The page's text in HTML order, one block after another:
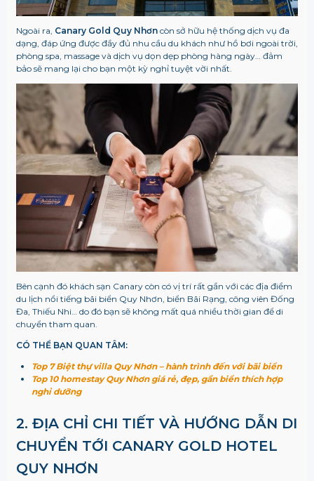
Ngoài ra, Canary Gold Quy Nhơncòn sở hữu hệ thống dịch vụ đa
dạng, đáp ứng được đầy đủ nhu cầu du khách như hồ bơi ngoài trời,
phòng spa, massage và dịch vụ dọn dẹp phòng hàng ngày… đảm
bảo sẽ mang lại cho bạn một kỳ nghỉ tuyệt vời nhất.
Bên cạnh đó khách sạn Canary còn có vị trí rất gần với các địa điểm
du lịch nổi tiếng bãi biển Quy Nhơn, biển Bãi Rạng, công viên Đống
Đa, Thiếu Nhi… do đó bạn sẽ không mất quá nhiều thời gian để di
chuyển tham quan.
CÓ THỂ BẠN QUAN TÂM:
Top 7 Biệt thự villa Quy Nhơn – hành trình đến với bãi biển
Top 10 homestay Quy Nhơn giá rẻ, đẹp, gần biển thích hợp
nghỉ dưỡng
2. ĐỊA CHỈ CHI TIẾT VÀ HƯỚNG DẪN DI
CHUYỂN TỚI CANARY GOLD HOTEL
QUY NHƠN